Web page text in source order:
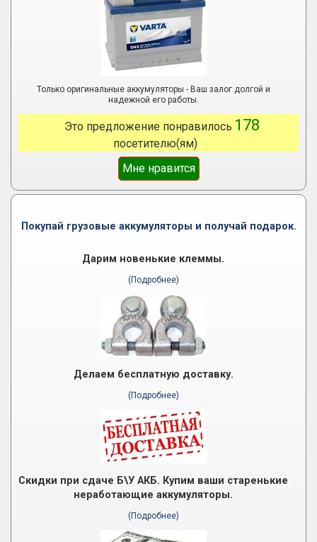
Только оригинальные аккумуляторы - Ваш залог долгой и
надежной его работы.
Это предложение понравилось 178
посетителю(ям)
Мне нравится
Покупай грузовые аккумуляторы и получай подарок.
Дарим новенькие клеммы.
(Подробнее)
Делаем бесплатную доставку.
(Подробнее)
Скидки при сдаче Б\У АКБ. Купим ваши старенькие
неработающие аккумуляторы.
(Подробнее)